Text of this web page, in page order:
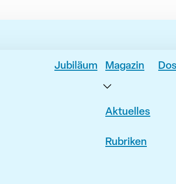
Jubiläum Magazin
Aktuelles
Rubriken